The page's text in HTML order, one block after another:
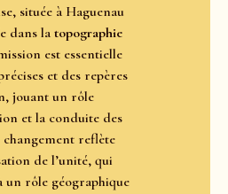
située à Haguenau
dans la topographie
est essentielle
et des repères
jouant un rôle
et la conduite des
reflète
de l’unité, qui
un rôle géographique